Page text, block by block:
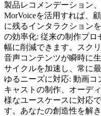
製品レコメンデーション
MorVoiceを活用すれば、
に残るインタラクション
の効率化: 従来の制作プ
幅に削減できます。スク
音声コンテンツが瞬時に
サイクルを加速し、常に
ゆるニーズに対応: 動画
キャストの制作、オーデ
様なユースケースに対応
す。あなたの創造性を解